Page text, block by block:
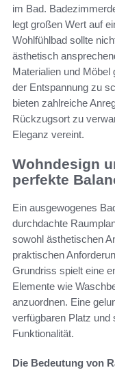
im Bad.
legt großen Wert auf
Wohlfühlbad sollte
ästhetisch
Materialien und
der Entspannung zu
bieten zahlreiche
Rückzugsort zu
Eleganz vereint.
Wohndesign
perfekte
Ein ausgewogenes
durchdachte
sowohl ästhetischen
praktischen
Grundriss spielt eine
Elemente wie
anzuordnen. Eine
verfügbaren Platz und
Funktionalität.
Die Bedeutung von